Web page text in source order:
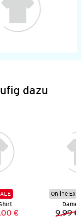
dazu
Preis:
Preis:
€
Online
9,99 €